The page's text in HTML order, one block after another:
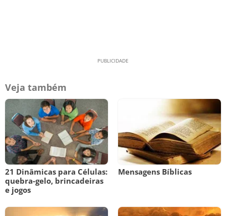
Veja também
21 Dinâmicas para Células:
quebra-gelo, brincadeiras
e jogos
Mensagens Bíblicas